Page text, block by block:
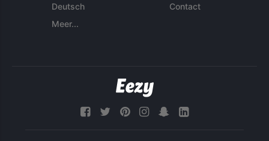
Deutsch
Meer...
Contact